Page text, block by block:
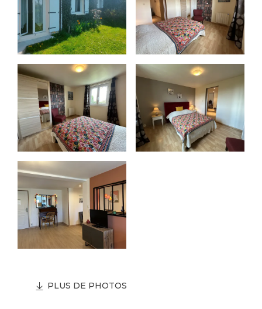
PLUS DE PHOTOS